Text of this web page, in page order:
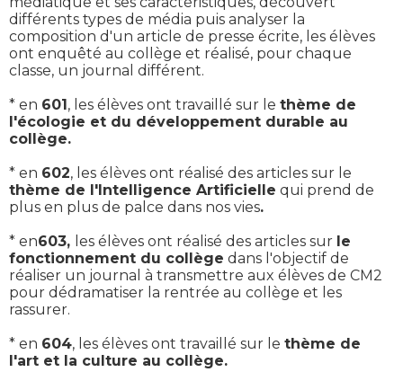
différents types de média puis analyser la
composition d'un article de presse écrite, les élèves
ont enquêté au collège et réalisé, pour chaque
classe, un journal différent.
* en 601, les élèves ont travaillé sur le thème de
l'écologie et du développement durable au
collège.
* en 602, les élèves ont réalisé des articles sur le
thème de l'Intelligence Artificielle qui prend de
plus en plus de palce dans nos vies.
* en603, les élèves ont réalisé des articles sur le
fonctionnement du collège dans l'objectif de
réaliser un journal à transmettre aux élèves de CM2
pour dédramatiser la rentrée au collège et les
rassurer.
* en 604, les élèves ont travaillé sur le thème de
l'art et la culture au collège.